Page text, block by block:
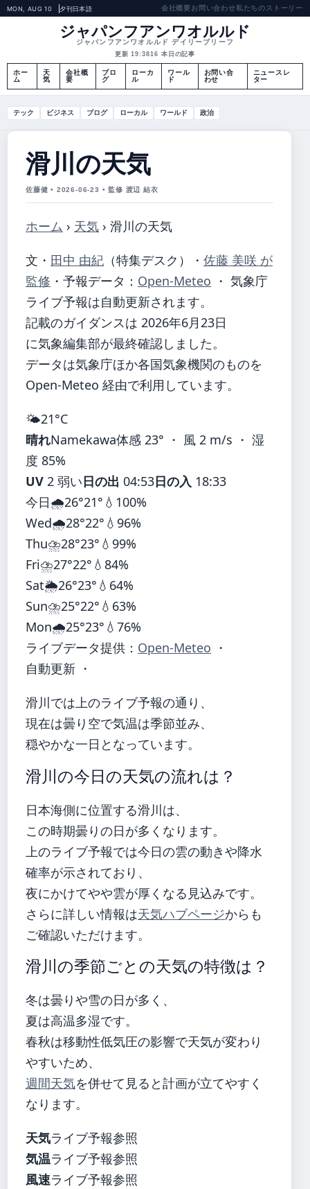
MON, AUG 10 夕刊日本語 会社概要お問い合わせ私たちのストーリー
ジャパンフアンワオルルド
ジャパンフアンワオルルド デイリーブリーフ
更新 19:3816 本日の記事
ホー
ム
天
気
会社概
要
ブロ
グ
ローカ
ル
ワール
ド
お問い合
わせ
ニュースレ
ター
テック ビジネス ブログ ローカル ワールド 政治
滑川の天気
佐藤健 • 2026-06-23 • 監修 渡辺 結衣
ホーム › 天気 › 滑川の天気
文・ 田中 由紀 （特集デスク） ・ 佐藤 美咲 が
監修 ・ 予報データ： Open-Meteo ・ 気象庁
ライブ予報は自動更新されます。
記載のガイダンスは 2026年6月23日
に気象編集部が最終確認しました。
データは気象庁ほか各国気象機関のものを
Open-Meteo 経由で利用しています。
🌤️21°C
晴れNamekawa体感 23° ・ 風 2 m/s ・ 湿
度 85%
UV 2 弱い日の出 04:53日の入 18:33
今日🌧️26°21° 💧100%
Wed🌧️28°22° 💧96%
Thu⛈️28°23° 💧99%
Fri⛈️27°22° 💧84%
Sat🌦️26°23° 💧64%
Sun⛈️25°22° 💧63%
Mon🌧️25°23° 💧76%
ライブデータ提供： Open-Meteo ・
自動更新 ・
滑川では上のライブ予報の通り、
現在は曇り空で気温は季節並み、
穏やかな一日となっています。
滑川の今日の天気の流れは？
日本海側に位置する滑川は、
この時期曇りの日が多くなります。
上のライブ予報では今日の雲の動きや降水
確率が示されており、
夜にかけてやや雲が厚くなる見込みです。
さらに詳しい情報は天気ハブページからも
ご確認いただけます。
滑川の季節ごとの天気の特徴は？
冬は曇りや雪の日が多く、
夏は高温多湿です。
春秋は移動性低気圧の影響で天気が変わり
やすいため、
週間天気を併せて見ると計画が立てやすく
なります。
天気ライブ予報参照
気温ライブ予報参照
風速ライブ予報参照